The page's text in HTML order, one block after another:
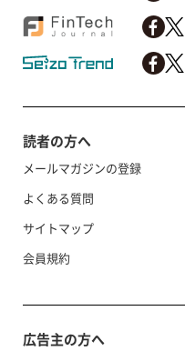
読者の方へ
メールマガジンの登録
よくある質問
サイトマップ
会員規約
広告主の方へ